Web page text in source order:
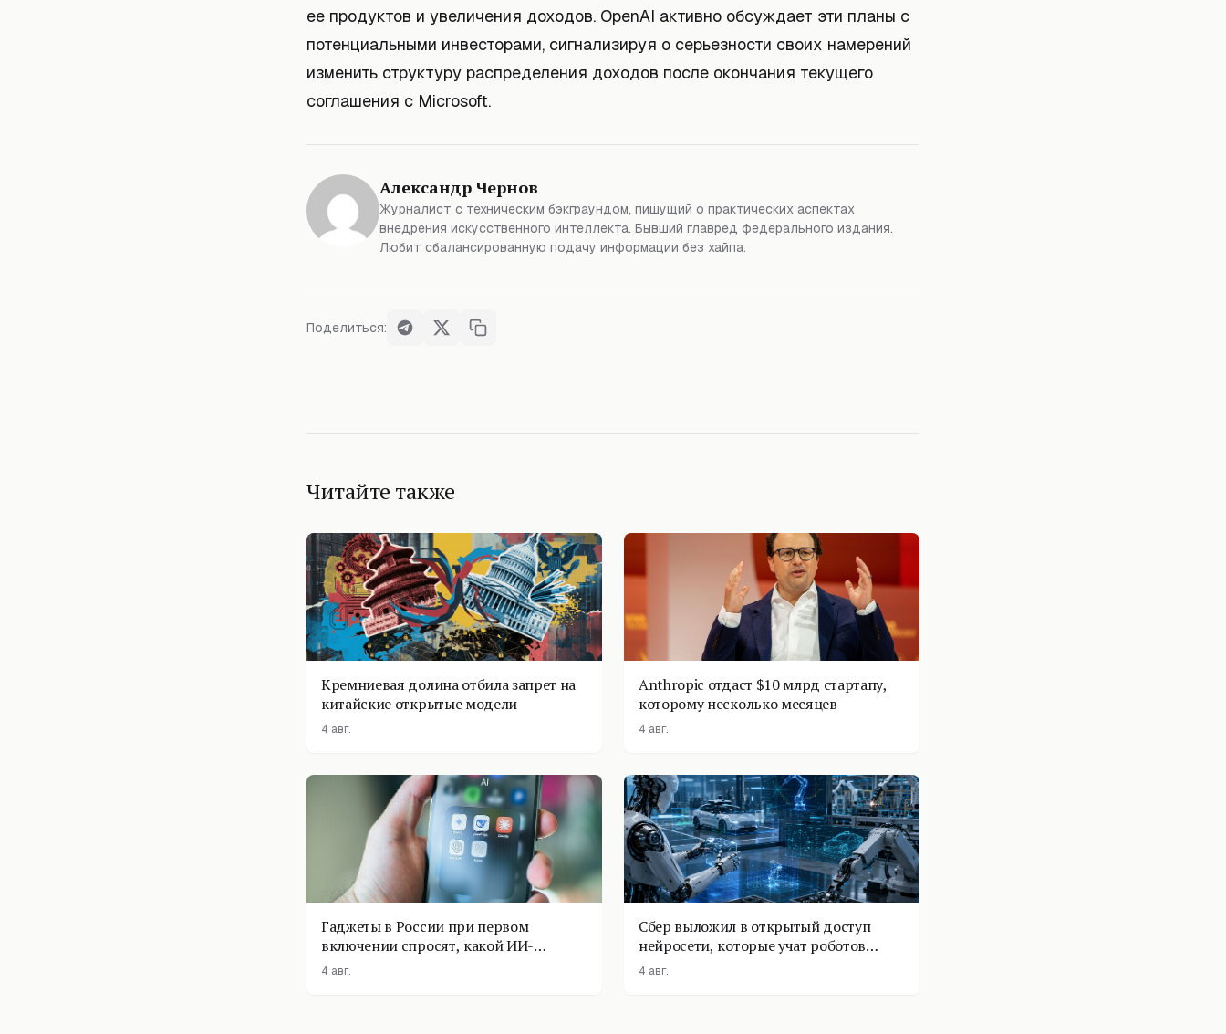
ее продуктов и увеличения доходов. OpenAI активно обсуждает эти планы с
потенциальными инвесторами, сигнализируя о серьезности своих намерений
изменить структуру распределения доходов после окончания текущего
соглашения с Microsoft.
Александр Чернов
Журналист с техническим бэкграундом, пишущий о практических аспектах
внедрения искусственного интеллекта. Бывший главред федерального издания.
Любит сбалансированную подачу информации без хайпа.
Поделиться:
Читайте также
Кремниевая долина отбила запрет на
китайские открытые модели
4 авг.
Anthropic отдаст $10 млрд стартапу,
которому несколько месяцев
4 авг.
Гаджеты в России при первом
включении спросят, какой ИИ-
помощник поставить
4 авг.
Сбер выложил в открытый доступ
нейросети, которые учат роботов
физике
4 авг.